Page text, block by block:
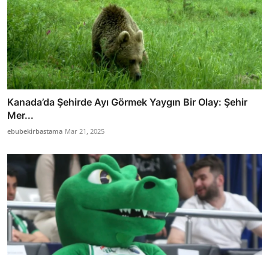
Kanada’da Şehirde Ayı Görmek Yaygın Bir Olay: Şehir
Mer...
ebubekirbastama Mar 21, 2025